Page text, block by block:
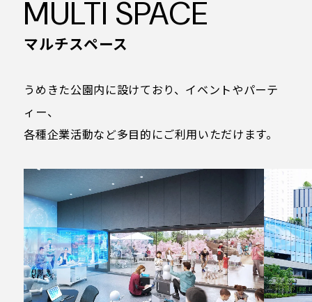
MULTI SPACE
マルチスペース
うめきた公園内に設けており、イベントやパーテ
ィー、
各種企業活動など多目的にご利用いただけます。